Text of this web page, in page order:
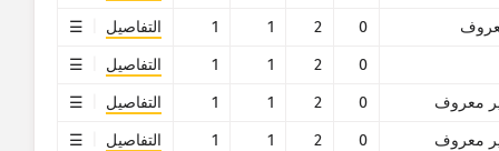
0
2
1
1
التفاصيل
0
2
1
1
التفاصيل
معروف
0
2
1
1
التفاصيل
معروف
0
2
1
1
التفاصيل